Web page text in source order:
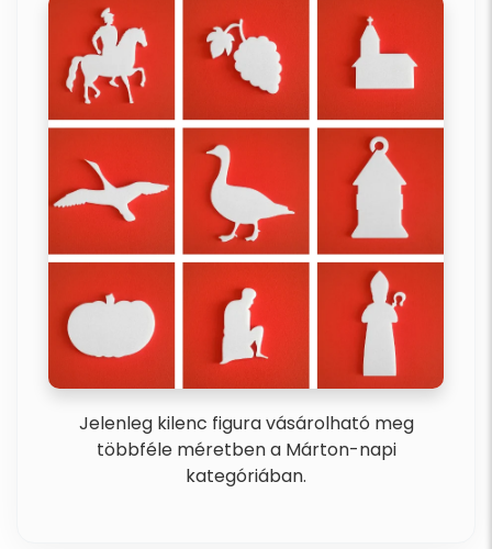
Jelenleg kilenc figura vásárolható meg
többféle méretben a Márton-napi
kategóriában.